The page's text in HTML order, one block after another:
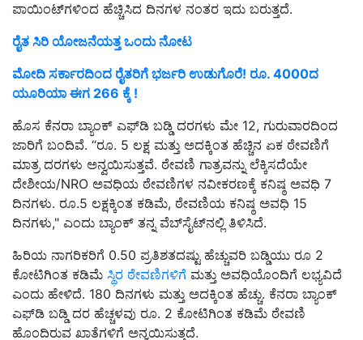
ಪಾಯಿಂಟ್‌ಗಳಿಂದ ಹೆಚ್ಚಿಸಿದ ದಿನಗಳ ನಂತರ ಇದು ಬರುತ್ತದೆ.
ರೈತ ಸಿರಿ ಯೋಜನೆಯತ್ತ ಒಂದು ನೋಟ
ಮೋದಿ ಸರ್ಕಾರದಿಂದ ರೈತರಿಗೆ ಭರ್ಜರಿ ಉಡುಗೊರೆ! ರೂ. 4000ದ
ಯೂರಿಯಾ ಈಗ 266 ಕ್ಕೆ !
ಹೊಸ ಕೆನರಾ ಬ್ಯಾಂಕ್ ಎಫ್‌ಡಿ ಬಡ್ಡಿ ದರಗಳು ಮೇ 12, ಗುರುವಾರದಿಂದ
ಜಾರಿಗೆ ಬಂದಿವೆ. “ರೂ. 5 ಲಕ್ಷ ಮತ್ತು ಅದಕ್ಕಿಂತ ಹೆಚ್ಚಿನ ಏಕ ಠೇವಣಿಗೆ
ಮಾತ್ರ ದರಗಳು ಅನ್ವಯಿಸುತ್ತವೆ. ಠೇವಣಿ ಗಾತ್ರವನ್ನು ಲೆಕ್ಕಿಸದೆಯೇ
ದೇಶೀಯ/NRO ಅವಧಿಯ ಠೇವಣಿಗಳ ನವೀಕರಣಕ್ಕೆ ಕನಿಷ್ಠ ಅವಧಿ 7
ದಿನಗಳು. ರೂ.5 ಲಕ್ಷಕ್ಕಿಂತ ಕಡಿಮೆ, ಠೇವಣಿಯ ಕನಿಷ್ಠ ಅವಧಿ 15
ದಿನಗಳು," ಎಂದು ಬ್ಯಾಂಕ್ ತನ್ನ ವೆಬ್‌ಸೈಟ್‌ನಲ್ಲಿ ತಿಳಿಸಿದೆ.
ಹಿರಿಯ ನಾಗರಿಕರಿಗೆ 0.50 ಪ್ರತಿಶತದಷ್ಟು ಹೆಚ್ಚುವರಿ ಬಡ್ಡಿಯು ರೂ 2
ಕೋಟಿಗಿಂತ ಕಡಿಮೆ ಸ್ಥಿರ ಠೇವಣಿಗಳಿಗೆ ಮತ್ತು ಅವಧಿಯೊಂದಿಗೆ ಲಭ್ಯವಿದೆ
ಎಂದು ಹೇಳಿದೆ. 180 ದಿನಗಳು ಮತ್ತು ಅದಕ್ಕಿಂತ ಹೆಚ್ಚು. ಕೆನರಾ ಬ್ಯಾಂಕ್
ಎಫ್‌ಡಿ ಬಡ್ಡಿ ದರ ಹೆಚ್ಚಳವು ರೂ. 2 ಕೋಟಿಗಿಂತ ಕಡಿಮೆ ಠೇವಣಿ
ಹೊಂದಿರುವ ಖಾತೆಗಳಿಗೆ ಅನ್ವಯಿಸುತ್ತದೆ.